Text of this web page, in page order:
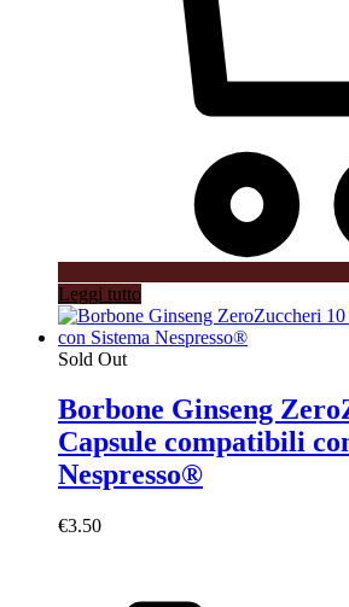
Leggi tutto
Sold Out
Borbone Ginseng
Capsule compatibili
Nespresso®
€3.50